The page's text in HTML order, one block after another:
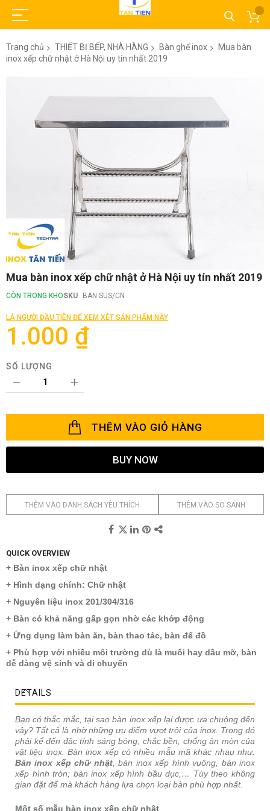
Trang chủ THIẾT BỊ BẾP, NHÀ HÀNG Bàn ghế inox
Mua bàn
inox xếp chữ nhật ở Hà Nội uy tín nhất 2019
Chuyển
phần
của
thư
hình
Mua bàn inox xếp chữ nhật ở Hà Nội uy tín nhất 2019
CÒN TRONG KHOSKU BAN-SUS/CN
LÀ NGƯỜI ĐẦU TIÊN ĐỂ XEM XÉT SẢN PHẨM NÀY
1.000 ₫
SỐ LƯỢNG
THÊM VÀO GIỎ HÀNG
BUY NOW
THÊM VÀO DANH SÁCH YÊU THÍCH THÊM VÀO SO SÁNH
QUICK OVERVIEW
+ Bàn inox xếp chữ nhật
+ Hình dạng chính: Chữ nhật
+ Nguyên liệu inox 201/304/316
+ Bàn có khả năng gấp gọn nhờ các khớp động
+ Ứng dụng làm bàn ăn, bàn thao tác, bàn để đồ
+ Phù hợp với nhiều môi trường dù là muối hay dầu mỡ, bàn
dễ dàng vệ sinh và di chuyển
DETAILS
Bạn có thắc mắc, tại sao bàn inox xếp lại được ưa chuộng đến
vậy? Tất cả là nhờ những ưu điểm vượt trội của inox. Trong đó
phải kể đến đặc tính sáng bóng, chắc bền, chống ăn mòn của
vật liệu inox. Bàn inox xếp có nhiều mẫu mã khác nhau như:
Bàn inox xếp chữ nhật, bàn inox xếp hình vuông, bàn inox
xếp hình tròn; bàn inox xếp hình bầu dục,… Tùy theo không
gian đặt để mà khách hàng lựa chọn loại bàn phù hợp nhất.
Một số mẫu bàn inox xếp chữ nhật